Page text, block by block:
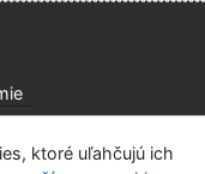
ktoré uľahčujú ich